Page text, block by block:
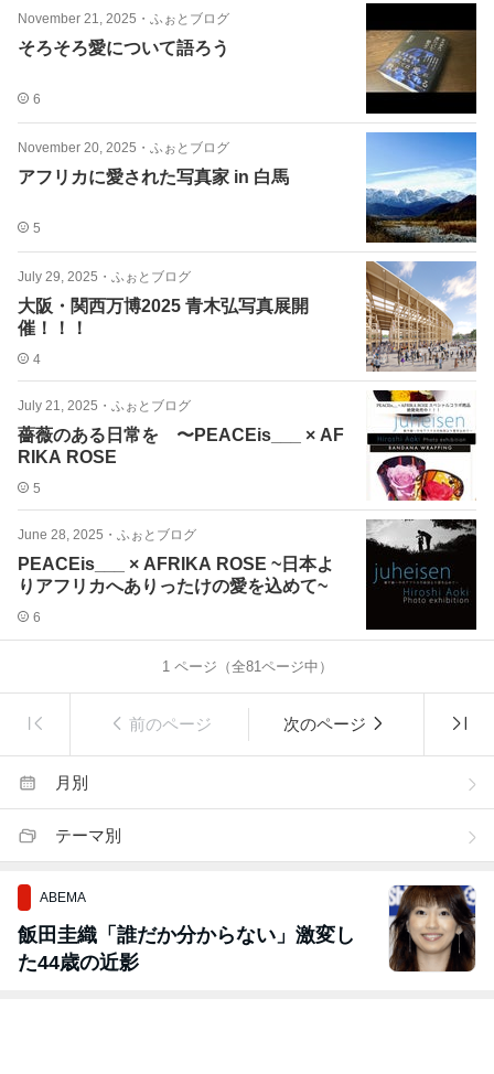
November 21, 2025 ・ ふぉとブログ
そろそろ愛について語ろう
6
November 20, 2025 ・ ふぉとブログ
アフリカに愛された写真家 in 白馬
5
July 29, 2025 ・ ふぉとブログ
大阪・関西万博2025 青木弘写真展開
催！！！
4
July 21, 2025 ・ ふぉとブログ
薔薇のある日常を 〜PEACEis___ × AF
RIKA ROSE
5
June 28, 2025 ・ ふぉとブログ
PEACEis___ × AFRIKA ROSE ~日本よ
りアフリカへありったけの愛を込めて~
6
1ページ（全81ページ中）
前のページ 次のページ
月別
テーマ別
ABEMA
飯田圭織「誰だか分からない」激変し
た44歳の近影